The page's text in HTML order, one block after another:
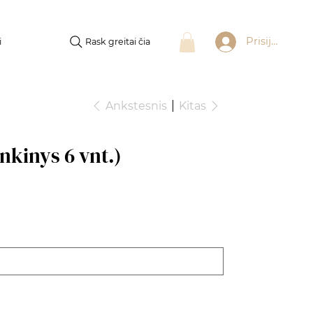
Rask greitai čia Prisijungti
Ankstesnis Kitas
6 vnt.)